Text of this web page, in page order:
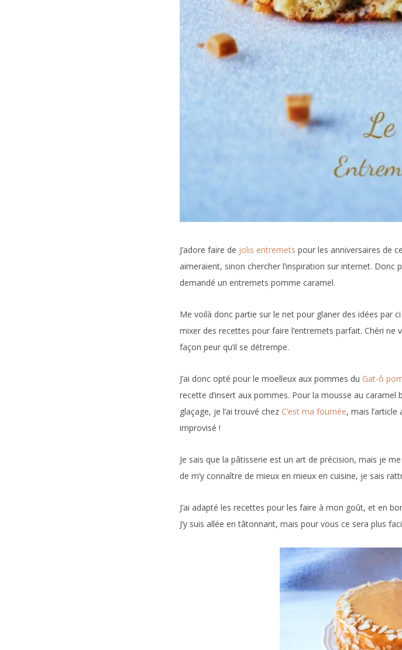
J’adore faire de jolis entremets pour les anniversaires de
aimeraient, sinon chercher l’inspiration sur internet. Donc
demandé un entremets pomme caramel.
Me voilà donc partie sur le net pour glaner des idées par
mixer des recettes pour faire l’entremets parfait. Chéri
façon peur qu’il se détrempe.
J’ai donc opté pour le moelleux aux pommes du Gat-ô
recette d’insert aux pommes. Pour la mousse au caramel
glaçage, je l’ai trouvé chez C’est ma fournée, mais
improvisé !
Je sais que la pâtisserie est un art de précision, mais je
de m’y connaître de mieux en mieux en cuisine, je sais
J’ai adapté les recettes pour les faire à mon goût, et en
J’y suis allée en tâtonnant, mais pour vous ce sera plus